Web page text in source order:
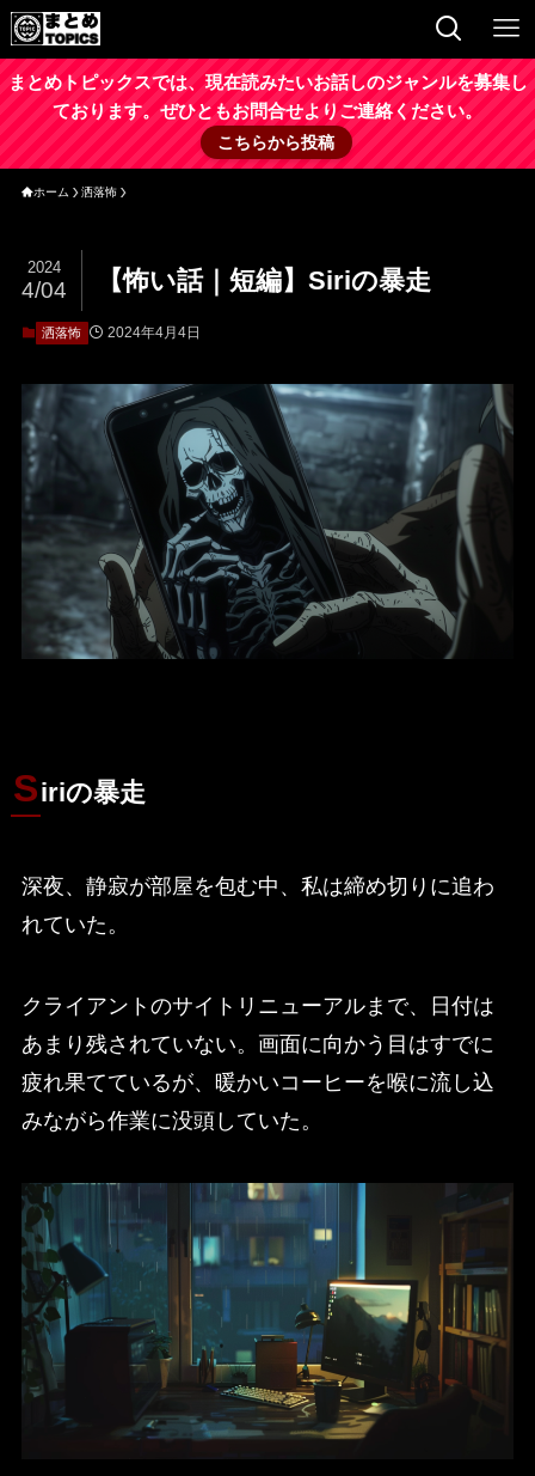
まとめトピックスでは、現在読みたいお話しのジャンルを募集し
ております。ぜひともお問合せよりご連絡ください。
こちらから投稿
ホーム 洒落怖
【怖い話｜短編】Siriの暴走
2024
4/04
洒落怖 2024年4月4日
Siriの暴走
深夜、静寂が部屋を包む中、私は締め切りに追わ
れていた。
クライアントのサイトリニューアルまで、日付は
あまり残されていない。画面に向かう目はすでに
疲れ果てているが、暖かいコーヒーを喉に流し込
みながら作業に没頭していた。